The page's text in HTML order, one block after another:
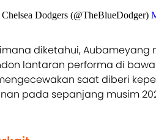
Dodgers (@TheBlueDodger)
diketahui,
lantaran performa di
saat diberi
pada sepanjang musim